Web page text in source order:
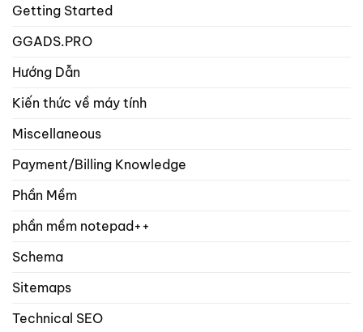
Getting Started
GGADS.PRO
Hướng Dẫn
Kiến thức về máy tính
Miscellaneous
Payment/Billing Knowledge
Phần Mềm
phần mềm notepad++
Schema
Sitemaps
Technical SEO